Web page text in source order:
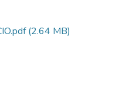
(2.64 MB)